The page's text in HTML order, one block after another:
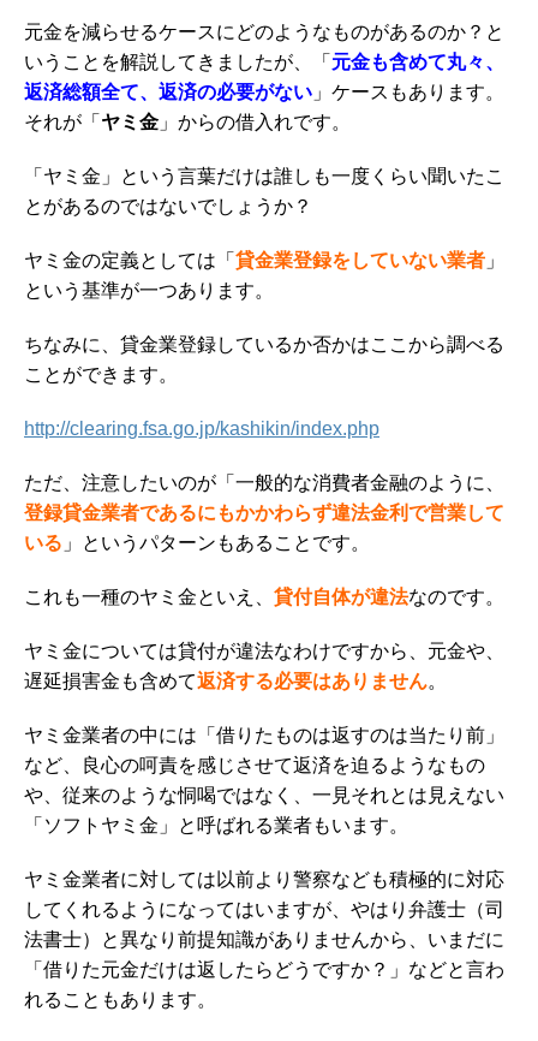
元金を減らせるケースにどのようなものがあるのか？と
いうことを解説してきましたが、「 元金も含めて丸々、
返済総額全て、返済の必要がない 」ケースもあります。
それが「 ヤミ金 」からの借入れです。
「ヤミ金」という言葉だけは誰しも一度くらい聞いたこ
とがあるのではないでしょうか？
ヤミ金の定義としては「 貸金業登録をしていない業者 」
という基準が一つあります。
ちなみに、貸金業登録しているか否かはここから調べる
ことができます。
http://clearing.fsa.go.jp/kashikin/index.php
ただ、注意したいのが「一般的な消費者金融のように、
登録貸金業者であるにもかかわらず違法金利で営業して
いる 」というパターンもあることです。
これも一種のヤミ金といえ、 貸付自体が違法なのです。
ヤミ金については貸付が違法なわけですから、元金や、
遅延損害金も含めて返済する必要はありません。
ヤミ金業者の中には「借りたものは返すのは当たり前」
など、良心の呵責を感じさせて返済を迫るようなもの
や、従来のような恫喝ではなく、一見それとは見えない
「ソフトヤミ金」と呼ばれる業者もいます。
ヤミ金業者に対しては以前より警察なども積極的に対応
してくれるようになってはいますが、やはり弁護士（司
法書士）と異なり前提知識がありませんから、いまだに
「借りた元金だけは返したらどうですか？」などと言わ
れることもあります。